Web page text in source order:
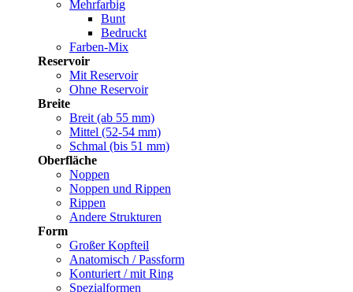
Mehrfarbig
Bunt
Bedruckt
Farben-Mix
Reservoir
Mit Reservoir
Ohne Reservoir
Breite
Breit (ab 55 mm)
Mittel (52-54 mm)
Schmal (bis 51 mm)
Oberfläche
Noppen
Noppen und Rippen
Rippen
Andere Strukturen
Form
Großer Kopfteil
Anatomisch / Passform
Konturiert / mit Ring
Spezialformen